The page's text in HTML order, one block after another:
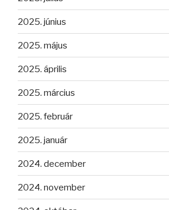
2025. június
2025. május
2025. április
2025. március
2025. február
2025. január
2024. december
2024. november